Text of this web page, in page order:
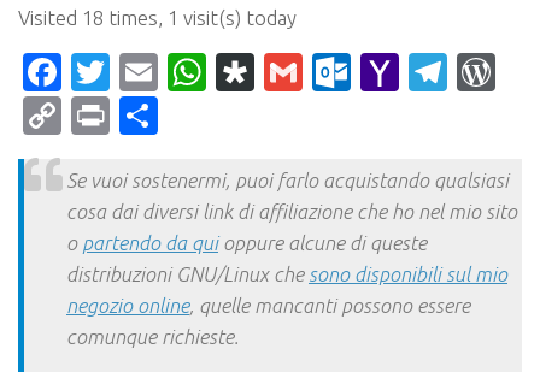
Visited 18 times, 1 visit(s) today
Facebook
Twitter
EmailWhatsApp
Diaspora
Gmail Yahoo
CopyPrint
Se vuoi sostenermi, puoi farlo acquistando qualsiasi
cosa dai diversi link di affiliazione che ho nel mio sito
o partendo da quioppure alcune di queste
distribuzioni GNU/Linux che sono disponibili sul mio
negozio online, quelle mancanti possono essere
comunque richieste.